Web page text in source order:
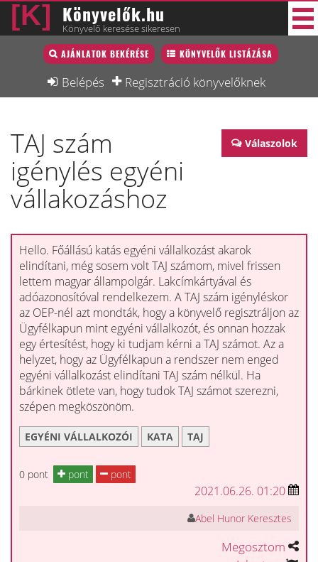
Könyvelők.hu
Könyvelő keresése sikeresen
AJÁNLATOK BEKÉRÉSE KÖNYVELŐK LISTÁZÁSA
Belépés Regisztráció könyvelőknek
Könyvelő lista
Könyvelési munkák
Interjú
Blog
Állás
Válaszolok
TAJ szám
igénylés egyéni
vállakozáshoz
Hello. Főállású katás egyéni vállalkozást akarok
elindítani, még sosem volt TAJ számom, mivel frissen
lettem magyar állampolgár. Lakcímkártyával és
adóazonosítóval rendelkezem. A TAJ szám igényléskor
az OEP-nél azt mondták, hogy a könyvelő regisztráljon az
Ügyfélkapun mint egyéni vállalkozót, és onnan hozzak
egy értesítést, hogy ki tudjam kérni a TAJ számot. Az a
helyzet, hogy az Ügyfélkapun a rendszer nem enged
egyéni vállalkozást elindítani TAJ szám nélkül. Ha
bárkinek ötlete van, hogy tudok TAJ számot szerezni,
szépen megköszönöm.
EGYÉNI VÁLLALKOZÓI KATA TAJ
0 pont pont pont
2021.06.26. 01:20
Abel Hunor Keresztes
Megosztom